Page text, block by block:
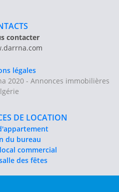
contacter
légales
2020 - Annonces immobilières
DE LOCATION
du bureau
commercial
des fêtes